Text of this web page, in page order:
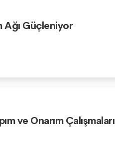
Ağı Güçleniyor
ve Onarım